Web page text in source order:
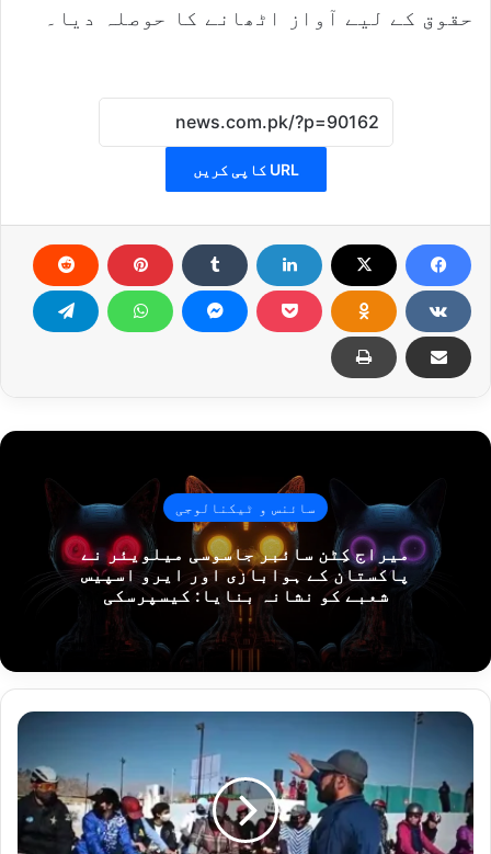
حقوق کے لیے آواز اٹھانے کا حوصلہ دیا۔
URL کاپی کریں
سائنس و ٹیکنالوجی
میراج کِٹن سائبر جاسوسی میلویئر نے
پاکستان کے ہوابازی اور ایرو اسپیس
شعبے کو نشانہ بنایا: کیسپرسکی
پ
ف
و
ج